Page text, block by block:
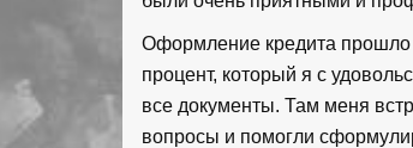
Оформление кредита прошло
процент, который я с
все документы. Там меня
вопросы и помогли